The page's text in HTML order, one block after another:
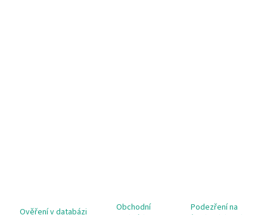
Ověření v databázi
Obchodní
Podezření na